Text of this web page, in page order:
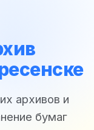
архивов и
бумаг